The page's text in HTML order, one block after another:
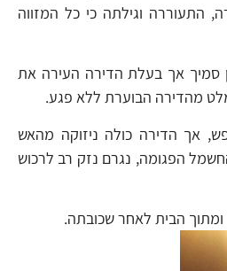
התעוררה וגילתה כי כל המזווה
אך בעלת הדירה העירה את
מהדירה הבוערת ללא פגע.
אך הדירה כולה ניזוקה מהאש
הפגומה, נגרם נזק רב לרכוש
הבית לאחר שכובתה.